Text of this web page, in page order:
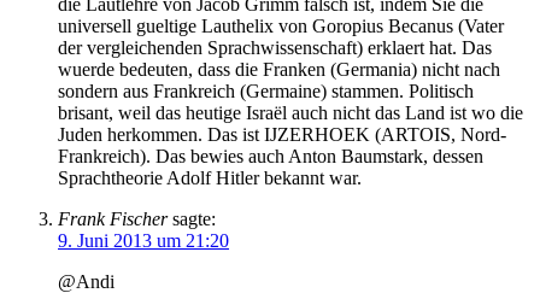
universell gueltige Lauthelix von Goropius Becanus (Vater
der vergleichenden Sprachwissenschaft) erklaert hat. Das
wuerde bedeuten, dass die Franken (Germania) nicht nach
sondern aus Frankreich (Germaine) stammen. Politisch
brisant, weil das heutige Israël auch nicht das Land ist wo die
Juden herkommen. Das ist IJZERHOEK (ARTOIS, Nord-
Frankreich). Das bewies auch Anton Baumstark, dessen
Sprachtheorie Adolf Hitler bekannt war.
Frank Fischer sagte:
9. Juni 2013 um 21:20
@Andi